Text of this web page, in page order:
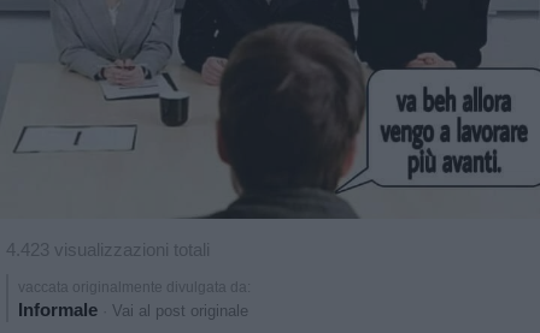
4.423 visualizzazioni totali
vaccata originalmente divulgata da:
Informale Vai al post originale